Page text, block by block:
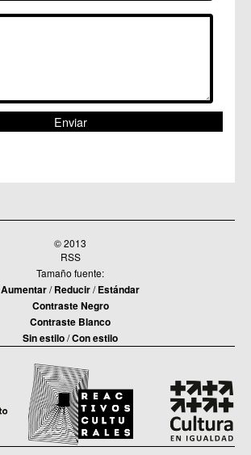
© 2013
RSS
Tamaño fuente:
Aumentar/Reducir/Estándar
Contraste Negro
Contraste Blanco
Sin estilo/Con estilo